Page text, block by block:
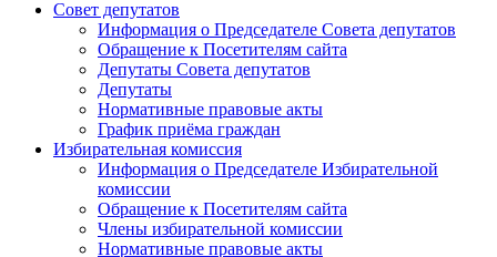
Совет депутатов
Информация о Председателе Совета депутатов
Обращение к Посетителям сайта
Депутаты Совета депутатов
Депутаты
Нормативные правовые акты
График приёма граждан
Избирательная комиссия
Информация о Председателе Избирательной
комиссии
Обращение к Посетителям сайта
Члены избирательной комиссии
Нормативные правовые акты